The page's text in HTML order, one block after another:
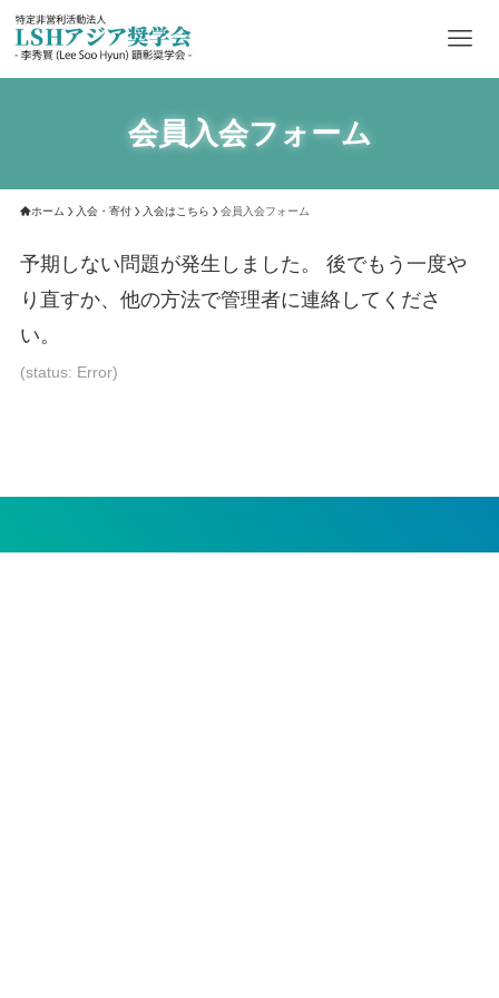
会員入会フォーム
ホーム 入会・寄付 入会はこちら 会員入会フォーム
予期しない問題が発生しました。 後でもう一度や
り直すか、他の方法で管理者に連絡してくださ
い。
(status: Error)